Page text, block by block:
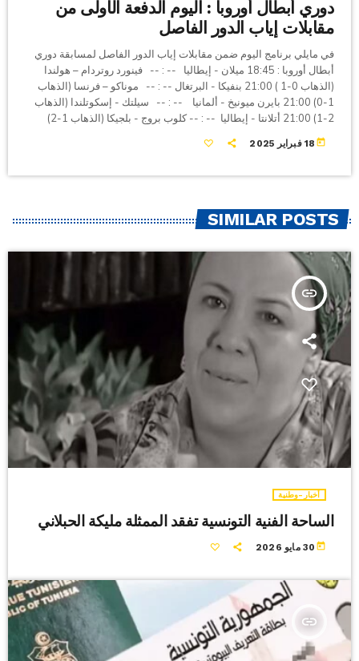
دوري أبطال أوروبا : اليوم الدفعة الأولى من
مقابلات إياب الدور الفاصل
في مايلي برنامج اليوم ضمن مقابلات إياب الدور الفاصل لمسابقة دوري
أبطال أوروبا : 18:45 ميلان - إيطاليا -- : -- فينورد روتردام – هولندا
(الذهاب 0-1 ) 21:00 بنفيكا - البرتغال -- : -- موناكو – فرنسا (الذهاب
1-0) 21:00 بايرن ميونيخ - ألمانيا -- : -- سيلتك - إسكوتلندا (الذهاب
2-1) 21:00 أتلانتا - إيطاليا -- : -- كلوب بروج - بلجيكا (الذهاب 1-2)
today 18 فبراير 2025
SIMILAR POSTS
insert_link
أخبار-وطنية
الساحة الفنية التونسية تفقد الممثلة مليكة الحبلاني
today 30 مايو 2026
insert_link